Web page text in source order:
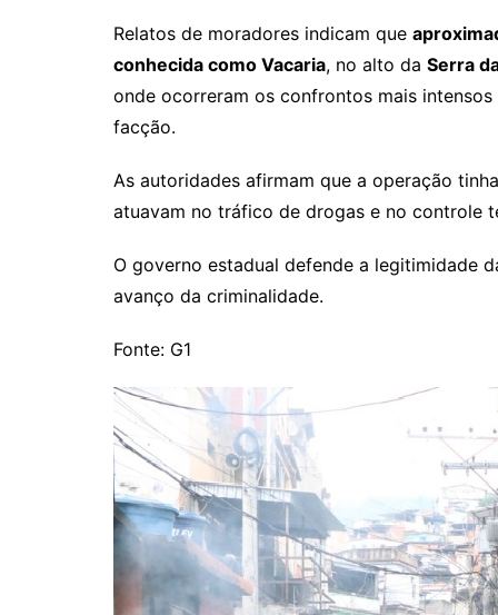
Relatos de moradores indicam que
conhecida como Vacaria, no alto da Serra
onde ocorreram os confrontos mais
facção.
As autoridades afirmam que a operação
atuavam no tráfico de drogas e no controle
O governo estadual defende a legitimidade
avanço da criminalidade.
Fonte: G1